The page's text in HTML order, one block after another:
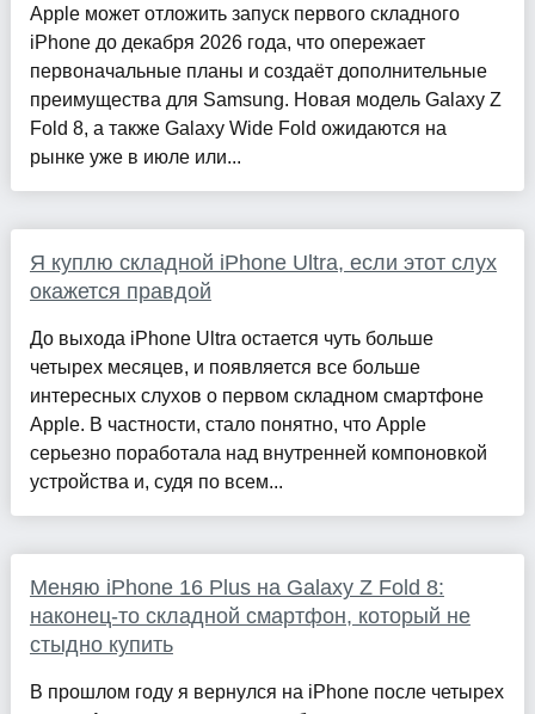
Apple может отложить запуск первого складного
iPhone до декабря 2026 года, что опережает
первоначальные планы и создаёт дополнительные
преимущества для Samsung. Новая модель Galaxy Z
Fold 8, а также Galaxy Wide Fold ожидаются на
рынке уже в июле или...
Я куплю складной iPhone Ultra, если этот слух
окажется правдой
До выхода iPhone Ultra остается чуть больше
четырех месяцев, и появляется все больше
интересных слухов о первом складном смартфоне
Apple. В частности, стало понятно, что Apple
серьезно поработала над внутренней компоновкой
устройства и, судя по всем...
Меняю iPhone 16 Plus на Galaxy Z Fold 8:
наконец-то складной смартфон, который не
стыдно купить
В прошлом году я вернулся на iPhone после четырех